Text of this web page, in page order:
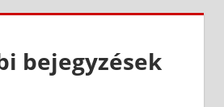
bejegyzések